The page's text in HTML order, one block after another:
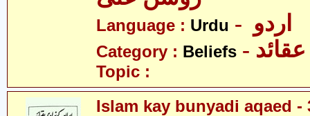
Language : Urdu
Category : Beliefs - عقائد
Topic :
Islam kay bunyadi aqaed -